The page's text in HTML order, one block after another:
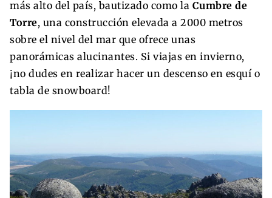
más alto del país, bautizado como la Cumbre de
Torre, una construcción elevada a 2000 metros
sobre el nivel del mar que ofrece unas
panorámicas alucinantes. Si viajas en invierno,
¡no dudes en realizar hacer un descenso en esquí o
tabla de snowboard!